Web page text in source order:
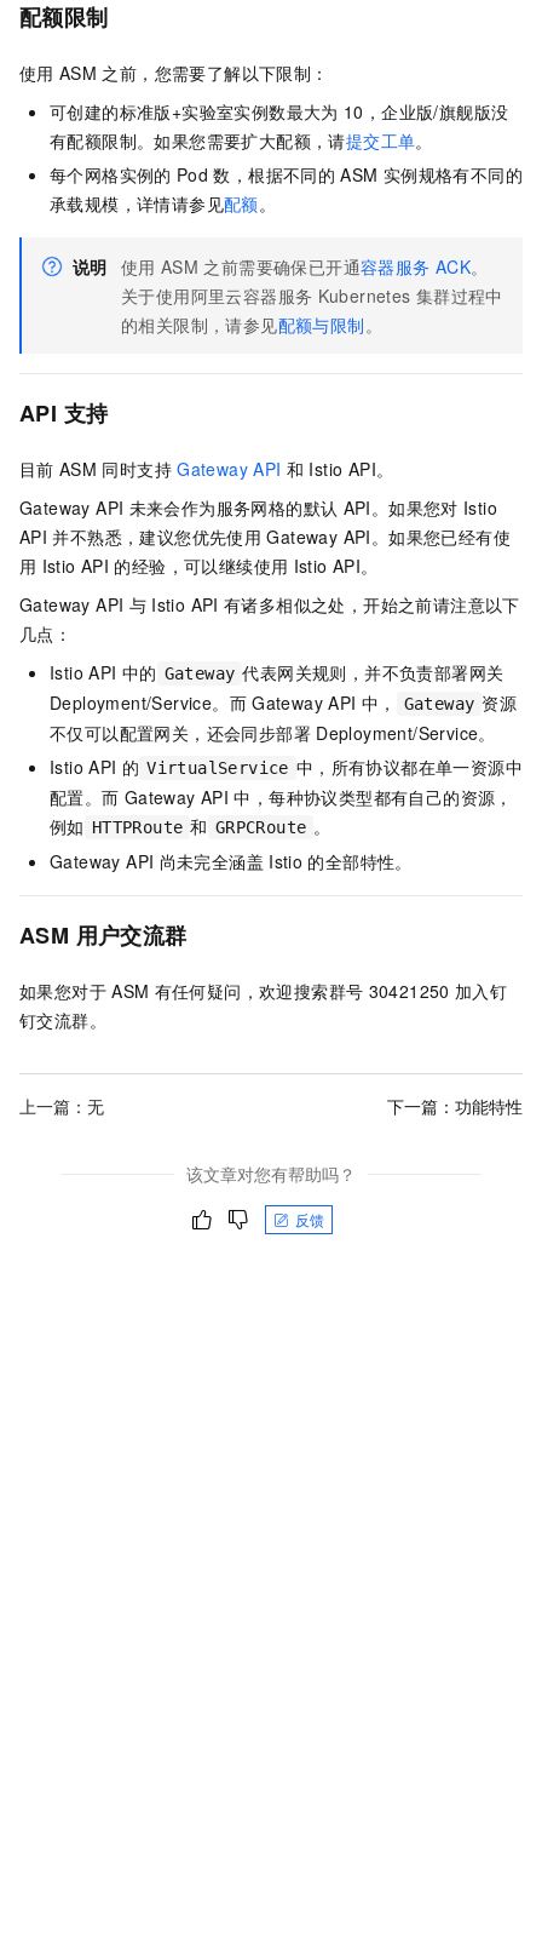
配额限制
使用 ASM 之前，您需要了解以下限制：
可创建的标准版+实验室实例数最大为 10，企业版/旗舰版没
有配额限制。如果您需要扩大配额，请提交工单。
每个网格实例的 Pod 数，根据不同的 ASM 实例规格有不同的
承载规模，详情请参见配额。
说明 使用 ASM 之前需要确保已开通容器服务 ACK。
关于使用阿里云容器服务 Kubernetes 集群过程中
的相关限制，请参见配额与限制。
API 支持
目前 ASM 同时支持 Gateway API 和 Istio API。
Gateway API 未来会作为服务网格的默认 API。如果您对 Istio
API 并不熟悉，建议您优先使用 Gateway API。如果您已经有使
用 Istio API 的经验，可以继续使用 Istio API。
Gateway API 与 Istio API 有诸多相似之处，开始之前请注意以下
几点：
Istio API 中的 Gateway 代表网关规则，并不负责部署网关
Deployment/Service。而 Gateway API 中， Gateway 资源
不仅可以配置网关，还会同步部署 Deployment/Service。
Istio API 的 VirtualService 中，所有协议都在单一资源中
配置。而 Gateway API 中，每种协议类型都有自己的资源，
例如 HTTPRoute 和 GRPCRoute 。
Gateway API 尚未完全涵盖 Istio 的全部特性。
ASM 用户交流群
如果您对于 ASM 有任何疑问，欢迎搜索群号 30421250 加入钉
钉交流群。
上一篇：无 下一篇： 功能特性
该文章对您有帮助吗？
反馈